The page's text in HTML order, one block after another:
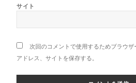
サイト
次回のコメントで使用するためブラウ
アドレス、サイトを保存する。